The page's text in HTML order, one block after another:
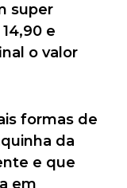
super
e
o valor
formas de
da
e que
em